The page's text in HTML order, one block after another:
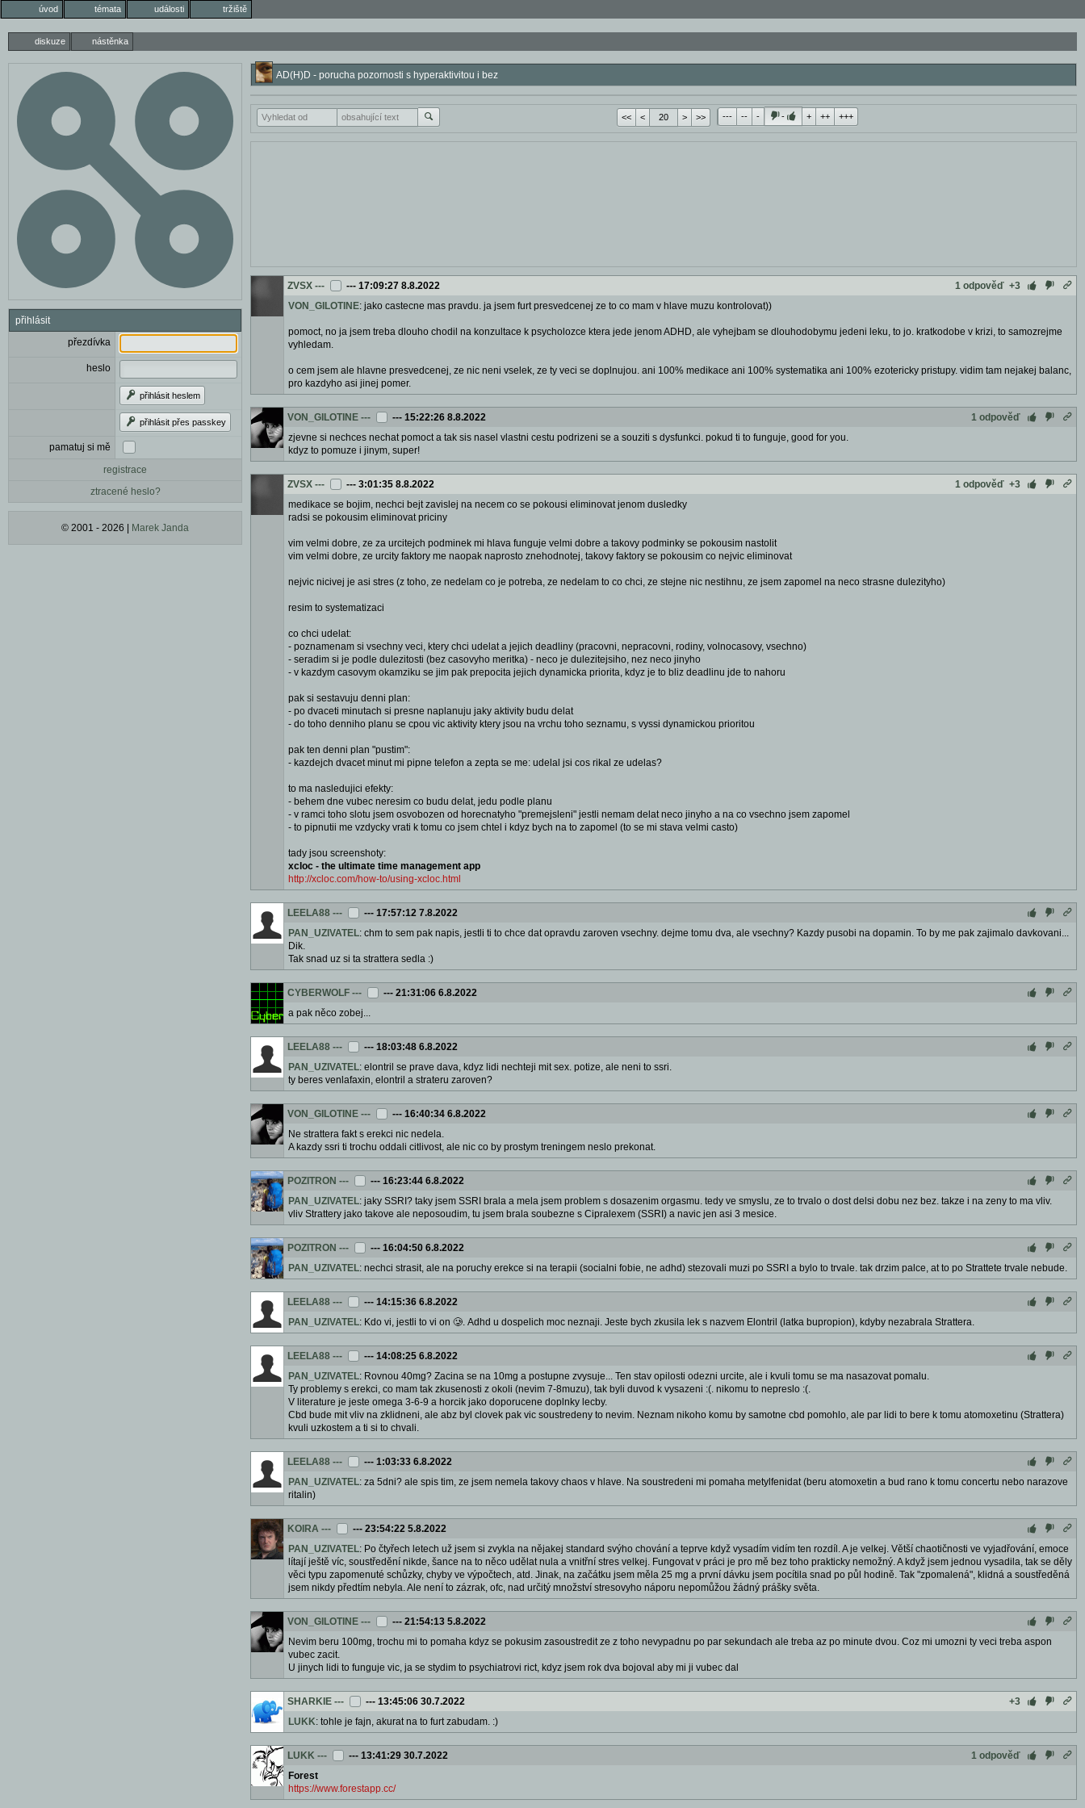
úvod témata události tržiště
diskuze nástěnka
přihlásit
přezdívka
heslo
přihlásit heslem
přihlásit přes passkey
pamatuj si mě
registrace
ztracené heslo?
© 2001 - 2026 | Marek Janda
AD(H)D - porucha pozornosti s hyperaktivitou i bez
<< < > >> --- -- - - + ++ +++
ZVSX --- --- 17:09:27 8.8.2022 1 odpověď +3
VON_GILOTINE: jako castecne mas pravdu. ja jsem furt presvedcenej ze to co mam v hlave muzu kontrolovat))
pomoct, no ja jsem treba dlouho chodil na konzultace k psycholozce ktera jede jenom ADHD, ale vyhejbam se dlouhodobymu jedeni leku, to jo. kratkodobe v krizi, to samozrejme
vyhledam.
o cem jsem ale hlavne presvedcenej, ze nic neni vselek, ze ty veci se doplnujou. ani 100% medikace ani 100% systematika ani 100% ezotericky pristupy. vidim tam nejakej balanc,
pro kazdyho asi jinej pomer.
VON_GILOTINE --- --- 15:22:26 8.8.2022
1 odpověď
zjevne si nechces nechat pomoct a tak sis nasel vlastni cestu podrizeni se a souziti s dysfunkci. pokud ti to funguje, good for you.
kdyz to pomuze i jinym, super!
ZVSX --- --- 3:01:35 8.8.2022 1 odpověď +3
medikace se bojim, nechci bejt zavislej na necem co se pokousi eliminovat jenom dusledky
radsi se pokousim eliminovat priciny
vim velmi dobre, ze za urcitejch podminek mi hlava funguje velmi dobre a takovy podminky se pokousim nastolit
vim velmi dobre, ze urcity faktory me naopak naprosto znehodnotej, takovy faktory se pokousim co nejvic eliminovat
nejvic nicivej je asi stres (z toho, ze nedelam co je potreba, ze nedelam to co chci, ze stejne nic nestihnu, ze jsem zapomel na neco strasne dulezityho)
resim to systematizaci
co chci udelat:
- poznamenam si vsechny veci, ktery chci udelat a jejich deadliny (pracovni, nepracovni, rodiny, volnocasovy, vsechno)
- seradim si je podle dulezitosti (bez casovyho meritka) - neco je dulezitejsiho, nez neco jinyho
- v kazdym casovym okamziku se jim pak prepocita jejich dynamicka priorita, kdyz je to bliz deadlinu jde to nahoru
pak si sestavuju denni plan:
- po dvaceti minutach si presne naplanuju jaky aktivity budu delat
- do toho denniho planu se cpou vic aktivity ktery jsou na vrchu toho seznamu, s vyssi dynamickou prioritou
pak ten denni plan "pustim":
- kazdejch dvacet minut mi pipne telefon a zepta se me: udelal jsi cos rikal ze udelas?
to ma nasledujici efekty:
- behem dne vubec neresim co budu delat, jedu podle planu
- v ramci toho slotu jsem osvobozen od horecnatyho "premejsleni" jestli nemam delat neco jinyho a na co vsechno jsem zapomel
- to pipnutii me vzdycky vrati k tomu co jsem chtel i kdyz bych na to zapomel (to se mi stava velmi casto)
tady jsou screenshoty:
xcloc - the ultimate time management app
http://xcloc.com/how-to/using-xcloc.html
LEELA88 --- --- 17:57:12 7.8.2022
PAN_UZIVATEL: chm to sem pak napis, jestli ti to chce dat opravdu zaroven vsechny. dejme tomu dva, ale vsechny? Kazdy pusobi na dopamin. To by me pak zajimalo davkovani...
Dik.
Tak snad uz si ta strattera sedla :)
CYBERWOLF --- --- 21:31:06 6.8.2022
a pak něco zobej...
LEELA88 --- --- 18:03:48 6.8.2022
PAN_UZIVATEL: elontril se prave dava, kdyz lidi nechteji mit sex. potize, ale neni to ssri.
ty beres venlafaxin, elontril a strateru zaroven?
VON_GILOTINE --- --- 16:40:34 6.8.2022
Ne strattera fakt s erekci nic nedela.
A kazdy ssri ti trochu oddali citlivost, ale nic co by prostym treningem neslo prekonat.
POZITRON --- --- 16:23:44 6.8.2022
PAN_UZIVATEL: jaky SSRI? taky jsem SSRI brala a mela jsem problem s dosazenim orgasmu. tedy ve smyslu, ze to trvalo o dost delsi dobu nez bez. takze i na zeny to ma vliv.
vliv Strattery jako takove ale neposoudim, tu jsem brala soubezne s Cipralexem (SSRI) a navic jen asi 3 mesice.
POZITRON --- --- 16:04:50 6.8.2022
PAN_UZIVATEL: nechci strasit, ale na poruchy erekce si na terapii (socialni fobie, ne adhd) stezovali muzi po SSRI a bylo to trvale. tak drzim palce, at to po Strattete trvale nebude.
LEELA88 --- --- 14:15:36 6.8.2022
PAN_UZIVATEL: Kdo vi, jestli to vi on 🥲. Adhd u dospelich moc neznaji. Jeste bych zkusila lek s nazvem Elontril (latka bupropion), kdyby nezabrala Strattera.
LEELA88 --- --- 14:08:25 6.8.2022
PAN_UZIVATEL: Rovnou 40mg? Zacina se na 10mg a postupne zvysuje... Ten stav opilosti odezni urcite, ale i kvuli tomu se ma nasazovat pomalu.
Ty problemy s erekci, co mam tak zkusenosti z okoli (nevim 7-8muzu), tak byli duvod k vysazeni :(. nikomu to nepreslo :(.
V literature je jeste omega 3-6-9 a horcik jako doporucene doplnky lecby.
Cbd bude mit vliv na zklidneni, ale abz byl clovek pak vic soustredeny to nevim. Neznam nikoho komu by samotne cbd pomohlo, ale par lidi to bere k tomu atomoxetinu (Strattera)
kvuli uzkostem a ti si to chvali.
LEELA88 --- --- 1:03:33 6.8.2022
PAN_UZIVATEL: za 5dni? ale spis tim, ze jsem nemela takovy chaos v hlave. Na soustredeni mi pomaha metylfenidat (beru atomoxetin a bud rano k tomu concertu nebo narazove
ritalin)
KOIRA --- --- 23:54:22 5.8.2022
PAN_UZIVATEL: Po čtyřech letech už jsem si zvykla na nějakej standard svýho chování a teprve když vysadím vidím ten rozdíl. A je velkej. Větší chaotičnosti ve vyjadřování, emoce
lítají ještě víc, soustředění nikde, šance na to něco udělat nula a vnitřní stres velkej. Fungovat v práci je pro mě bez toho prakticky nemožný. A když jsem jednou vysadila, tak se děly
věci typu zapomenuté schůzky, chyby ve výpočtech, atd. Jinak, na začátku jsem měla 25 mg a první dávku jsem pocítila snad po půl hodině. Tak "zpomalená", klidná a soustředěná
jsem nikdy předtím nebyla. Ale není to zázrak, ofc, nad určitý množství stresovyho náporu nepomůžou žádný prášky světa.
VON_GILOTINE --- --- 21:54:13 5.8.2022
Nevim beru 100mg, trochu mi to pomaha kdyz se pokusim zasoustredit ze z toho nevypadnu po par sekundach ale treba az po minute dvou. Coz mi umozni ty veci treba aspon
vubec zacit.
U jinych lidi to funguje vic, ja se stydim to psychiatrovi rict, kdyz jsem rok dva bojoval aby mi ji vubec dal
SHARKIE --- --- 13:45:06 30.7.2022
+3
LUKK: tohle je fajn, akurat na to furt zabudam. :)
LUKK --- --- 13:41:29 30.7.2022
1 odpověď
Forest
https://www.forestapp.cc/